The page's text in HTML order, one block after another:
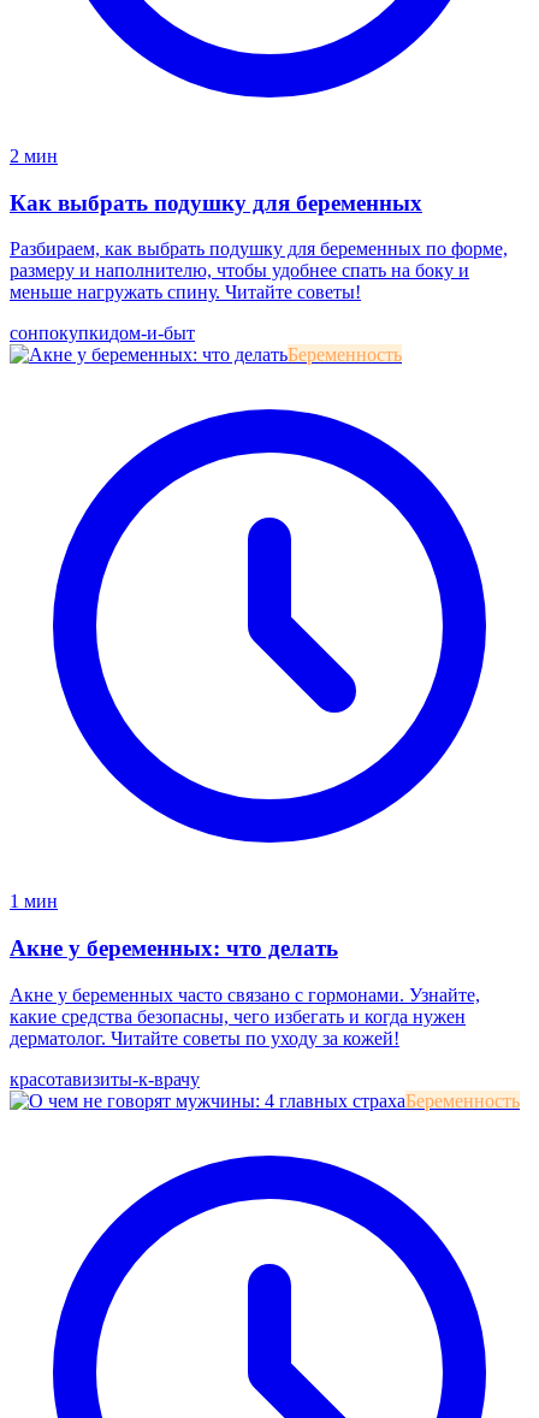
2 мин
Как выбрать подушку для беременных
Разбираем, как выбрать подушку для беременных по форме,
размеру и наполнителю, чтобы удобнее спать на боку и
меньше нагружать спину. Читайте советы!
сонпокупкидом-и-быт
Беременность
1 мин
Акне у беременных: что делать
Акне у беременных часто связано с гормонами. Узнайте,
какие средства безопасны, чего избегать и когда нужен
дерматолог. Читайте советы по уходу за кожей!
красотавизиты-к-врачу
Беременность